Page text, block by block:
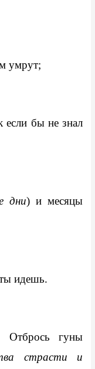
умрут;
если бы не знал
дни) и месяцы
идешь.
Отбрось гуны
страсти и